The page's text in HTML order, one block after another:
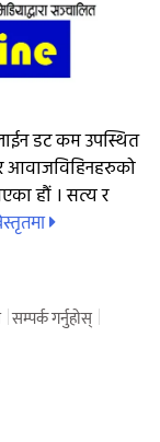
डट कम उपस्थित
आवाजविहिनहरुको
हौं । सत्य र
सम्पर्क गर्नुहोस्